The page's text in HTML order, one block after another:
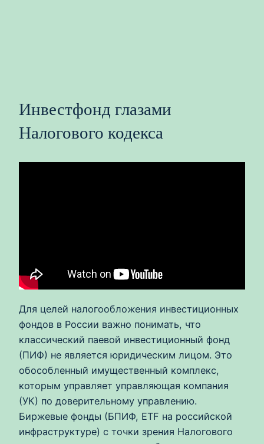
Инвестфонд глазами
Налогового кодекса
Для целей налогообложения инвестиционных
фондов в России важно понимать, что
классический паевой инвестиционный фонд
(ПИФ) не является юридическим лицом. Это
обособленный имущественный комплекс,
которым управляет управляющая компания
(УК) по доверительному управлению.
Биржевые фонды (БПИФ, ETF на российской
инфраструктуре) с точки зрения Налогового